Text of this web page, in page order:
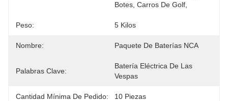
Botes, Carros De Golf,
Peso: 5 Kilos
Nombre: Paquete De Baterías NCA
Palabras Clave:
Batería Eléctrica De Las
Vespas
Cantidad Mínima De Pedido: 10 Piezas